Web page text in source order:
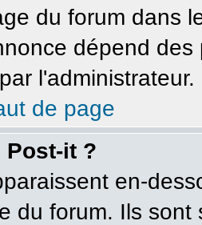
du forum dans
dépend
l'administrateur.
de page
Post-it ?
en-
du forum. Ils